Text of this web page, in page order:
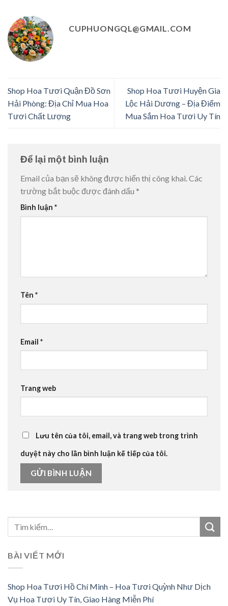
CUPHUONGQL@GMAIL.COM
Shop Hoa Tươi Quận Đồ Sơn
Hải Phòng: Địa Chỉ Mua Hoa
Tươi Chất Lượng
Shop Hoa Tươi Huyện Gia
Lộc Hải Dương – Địa Điểm
Mua Sắm Hoa Tươi Uy Tín
Để lại một bình luận
Email của bạn sẽ không được hiển thị công khai.Các
trường bắt buộc được đánh dấu *
Bình luận *
Tên *
Email *
Trang web
Lưu tên của tôi, email, và trang web trong trình
duyệt này cho lần bình luận kế tiếp của tôi.
BÀI VIẾT MỚI
Shop Hoa Tươi Hồ Chí Minh – Hoa Tươi Quỳnh Như Dịch
Vụ Hoa Tươi Uy Tín, Giao Hàng Miễn Phí